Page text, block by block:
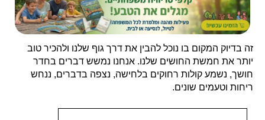
זה בדיוק המקום בו נוכל להבין את דרך גוף שלנו ולהכיר טוב
יותר את חמשת החושים שלנו. אנחנו נמשש דברים בחדר
חושך, נשמע קולות רחוקים בלחישה, נצפה בדברים, ננחש
ריחות וטעמים שונים.